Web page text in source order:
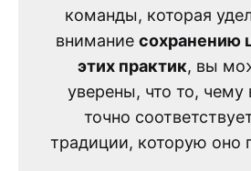
команды, которая
внимание сохранению
этих практик, вы
уверены, что то, чему
точно
традиции, которую оно